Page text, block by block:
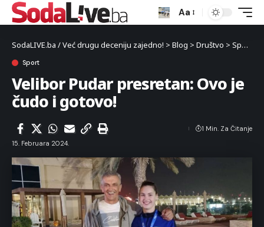
Aa
SodaLIVE.ba / Već drugu deceniju zajedno! > Blog > Društvo > Sport
Sport
Velibor Pudar presretan: Ovo je
čudo i gotovo!
15. Februara 2024.
1 Min. Za Čitanje